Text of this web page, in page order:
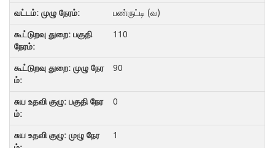
பண்ருட்டி (வ)
110
90
0
1